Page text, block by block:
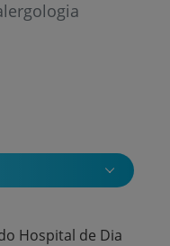
Hospital de Dia